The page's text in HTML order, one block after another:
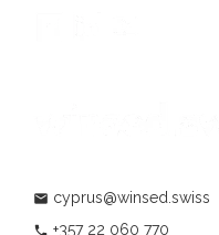
mail cyprus@winsed.swiss
phone +357 22 060 770